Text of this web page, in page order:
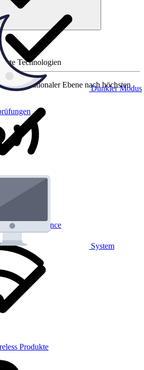
Dunkler Modus
System
Technologien
internationaler Ebene nach höchsten
und Performance
Produkte